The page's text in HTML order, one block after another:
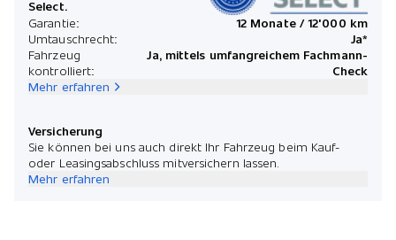
Select.
Garantie:
12 Monate / 12'000 km
Umtauschrecht:
Ja*
Fahrzeug
kontrolliert:
Ja, mittels umfangreichem Fachmann-
Check
Mehr erfahren
Versicherung
Sie können bei uns auch direkt Ihr Fahrzeug beim Kauf-
oder Leasingsabschluss mitversichern lassen.
Mehr erfahren